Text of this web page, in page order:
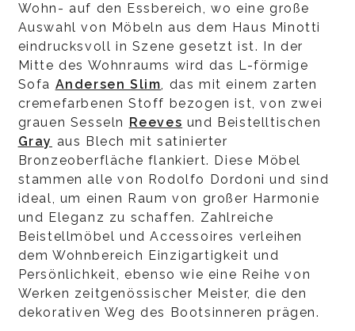
Wohn- auf den Essbereich, wo eine große
Auswahl von Möbeln aus dem Haus Minotti
eindrucksvoll in Szene gesetzt ist. In der
Mitte des Wohnraums wird das L-förmige
Sofa Andersen Slim, das mit einem zarten
cremefarbenen Stoff bezogen ist, von zwei
grauen Sesseln Reeves und Beistelltischen
Gray aus Blech mit satinierter
Bronzeoberfläche flankiert. Diese Möbel
stammen alle von Rodolfo Dordoni und sind
ideal, um einen Raum von großer Harmonie
und Eleganz zu schaffen. Zahlreiche
Beistellmöbel und Accessoires verleihen
dem Wohnbereich Einzigartigkeit und
Persönlichkeit, ebenso wie eine Reihe von
Werken zeitgenössischer Meister, die den
dekorativen Weg des Bootsinneren prägen.